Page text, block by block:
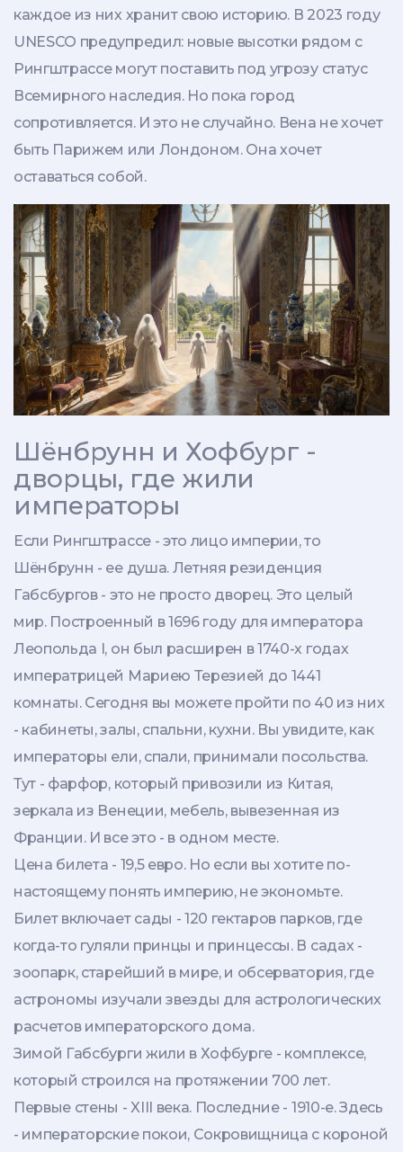
каждое из них хранит свою историю. В 2023 году
UNESCO предупредил: новые высотки рядом с
Рингштрассе могут поставить под угрозу статус
Всемирного наследия. Но пока город
сопротивляется. И это не случайно. Вена не хочет
быть Парижем или Лондоном. Она хочет
оставаться собой.
Шёнбрунн и Хофбург -
дворцы, где жили
императоры
Если Рингштрассе - это лицо империи, то
Шёнбрунн - ее душа. Летняя резиденция
Габсбургов - это не просто дворец. Это целый
мир. Построенный в 1696 году для императора
Леопольда I, он был расширен в 1740-х годах
императрицей Мариею Терезией до 1441
комнаты. Сегодня вы можете пройти по 40 из них
- кабинеты, залы, спальни, кухни. Вы увидите, как
императоры ели, спали, принимали посольства.
Тут - фарфор, который привозили из Китая,
зеркала из Венеции, мебель, вывезенная из
Франции. И все это - в одном месте.
Цена билета - 19,5 евро. Но если вы хотите по-
настоящему понять империю, не экономьте.
Билет включает сады - 120 гектаров парков, где
когда-то гуляли принцы и принцессы. В садах -
зоопарк, старейший в мире, и обсерватория, где
астрономы изучали звезды для астрологических
расчетов императорского дома.
Зимой Габсбурги жили в Хофбурге - комплексе,
который строился на протяжении 700 лет.
Первые стены - XIII века. Последние - 1910-е. Здесь
- императорские покои, Сокровищница с короной